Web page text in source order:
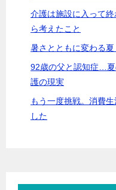
介護は施設に入って
ら考えたこと
暑さとともに変わる
92歳の父と認知症…
護の現実
もう一度挑戦。消費
した